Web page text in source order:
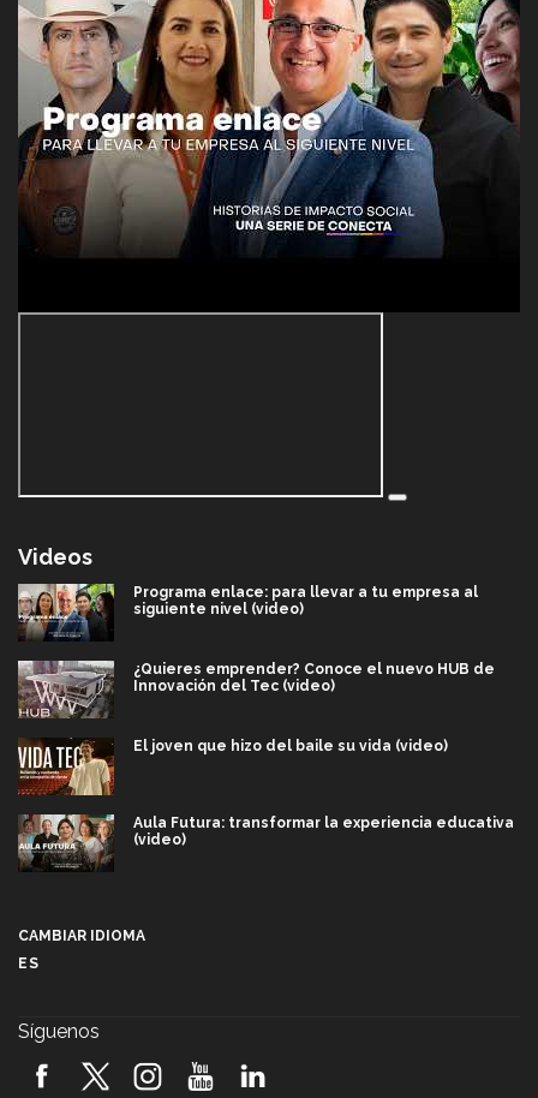
Videos
Programa enlace: para llevar a tu empresa al
siguiente nivel (video)
¿Quieres emprender? Conoce el nuevo HUB de
Innovación del Tec (video)
El joven que hizo del baile su vida (video)
Aula Futura: transformar la experiencia educativa
(video)
2026! (video)
CAMBIAR IDIOMA
ES
Síguenos